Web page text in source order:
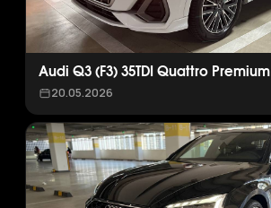
Audi Q3 (F3) 35TDI Quattro Premium
20.05.2026